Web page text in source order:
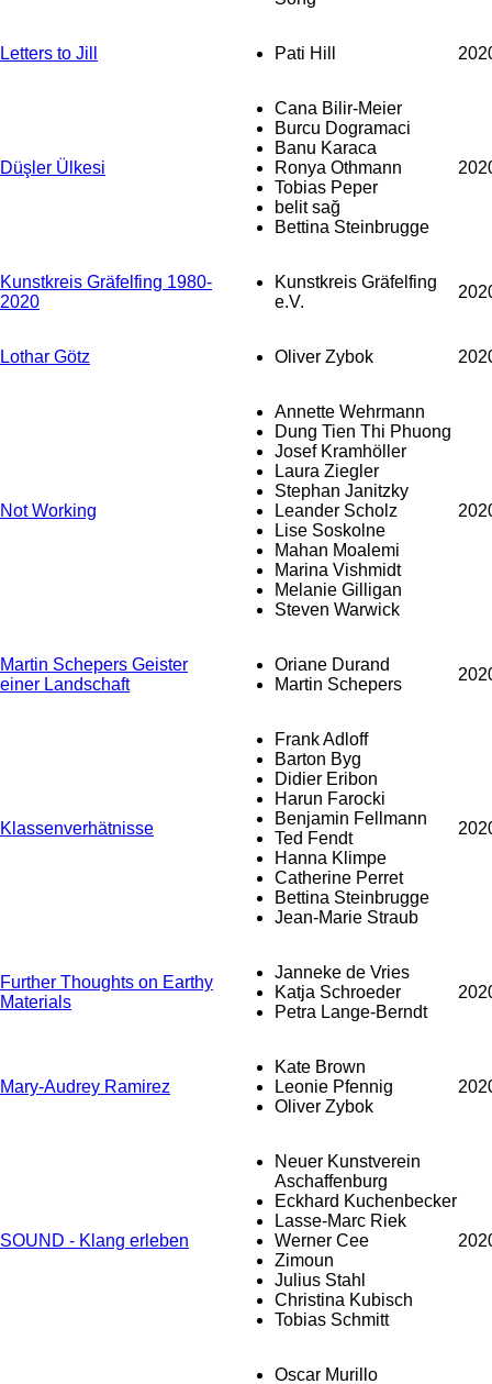
Letters to Jill Pati Hill
Düşler Ülkesi
Cana Bilir-Meier
Burcu Dogramaci
Banu Karaca
Ronya Othmann
Tobias Peper
belit sağ
Bettina Steinbrugge
Kunstkreis Gräfelfing 1980-
2020
Kunstkreis Gräfelfing
e.V.
Lothar Götz Oliver Zybok
Not Working
Annette Wehrmann
Dung Tien Thi Phuong
Josef Kramhöller
Laura Ziegler
Stephan Janitzky
Leander Scholz
Lise Soskolne
Mahan Moalemi
Marina Vishmidt
Melanie Gilligan
Steven Warwick
Martin Schepers Geister
einer Landschaft
Oriane Durand
Martin Schepers
Klassenverhätnisse
Frank Adloff
Barton Byg
Didier Eribon
Harun Farocki
Benjamin Fellmann
Ted Fendt
Hanna Klimpe
Catherine Perret
Bettina Steinbrugge
Jean-Marie Straub
Further Thoughts on Earthy
Materials
Janneke de Vries
Katja Schroeder
Petra Lange-Berndt
Mary-Audrey Ramirez
Kate Brown
Leonie Pfennig
Oliver Zybok
SOUND - Klang erleben
Neuer Kunstverein
Aschaffenburg
Eckhard Kuchenbecker
Lasse-Marc Riek
Werner Cee
Zimoun
Julius Stahl
Christina Kubisch
Tobias Schmitt
Oscar Murillo